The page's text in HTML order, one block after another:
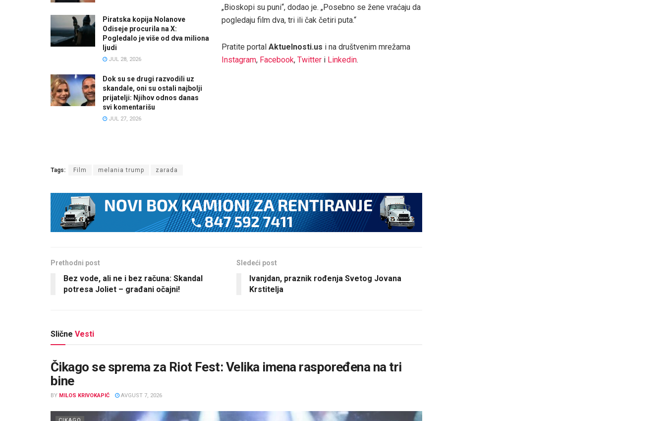
Piratska kopija Nolanove
Odiseje procurila na X:
Pogledalo je više od dva miliona
ljudi
JUL 28, 2026
Dok su se drugi razvodili uz
skandale, oni su ostali najbolji
prijatelji: Njihov odnos danas
svi komentarišu
JUL 27, 2026
„Bioskopi su puni“, dodao je. „Posebno se žene vraćaju da
pogledaju film dva, tri ili čak četiri puta.“
Pratite portal Aktuelnosti.us i na društvenim mrežama
Instagram, Facebook, Twitter i Linkedin.
Tags: Film melania trump zarada
Prethodni post
Bez vode, ali ne i bez računa: Skandal
potresa Joliet – građani očajni!
Sledeći post
Ivanjdan, praznik rođenja Svetog Jovana
Krstitelja
Slične Vesti
Čikago se sprema za Riot Fest: Velika imena raspoređena na tri
bine
BY MILOS KRIVOKAPIĆ AVGUST 7, 2026